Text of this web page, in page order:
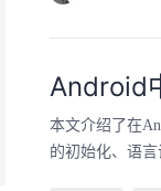
Android
本文介绍了在
的初始化、语